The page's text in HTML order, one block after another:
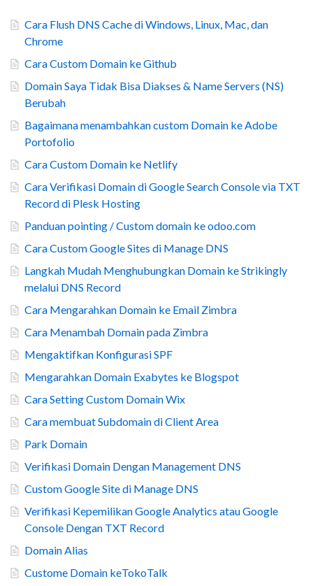
Cara Flush DNS Cache di Windows, Linux, Mac, dan
Chrome
Cara Custom Domain ke Github
Domain Saya Tidak Bisa Diakses & Name Servers (NS)
Berubah
Bagaimana menambahkan custom Domain ke Adobe
Portofolio
Cara Custom Domain ke Netlify
Cara Verifikasi Domain di Google Search Console via TXT
Record di Plesk Hosting
Panduan pointing / Custom domain ke odoo.com
Cara Custom Google Sites di Manage DNS
Langkah Mudah Menghubungkan Domain ke Strikingly
melalui DNS Record
Cara Mengarahkan Domain ke Email Zimbra
Cara Menambah Domain pada Zimbra
Mengaktifkan Konfigurasi SPF
Mengarahkan Domain Exabytes ke Blogspot
Cara Setting Custom Domain Wix
Cara membuat Subdomain di Client Area
Park Domain
Verifikasi Domain Dengan Management DNS
Custom Google Site di Manage DNS
Verifikasi Kepemilikan Google Analytics atau Google
Console Dengan TXT Record
Domain Alias
Custome Domain keTokoTalk